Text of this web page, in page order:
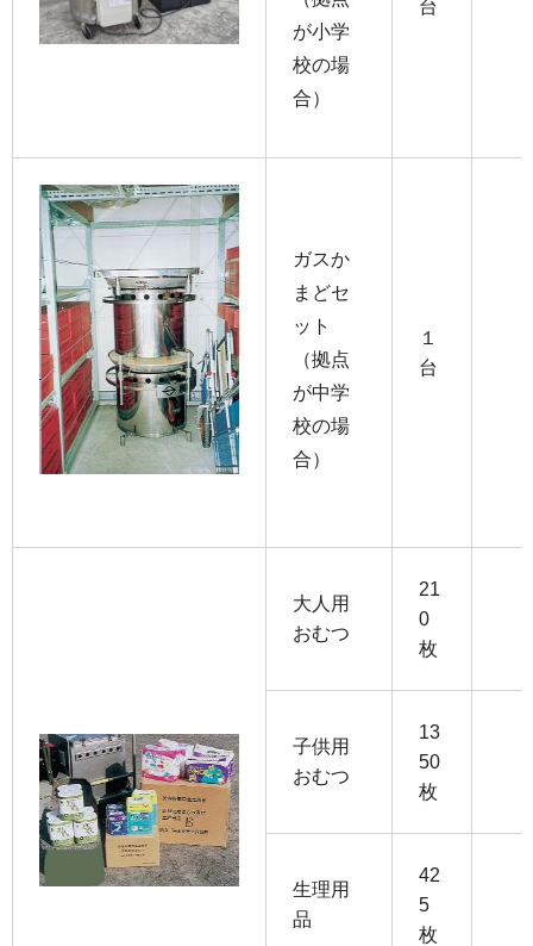
が小学
校の場
合）
台
ガスか
まどセ
ット
（拠点
が中学
校の場
合）
１
台
大人用
おむつ
21
0
枚
子供用
おむつ
13
50
枚
生理用
品
42
5
枚